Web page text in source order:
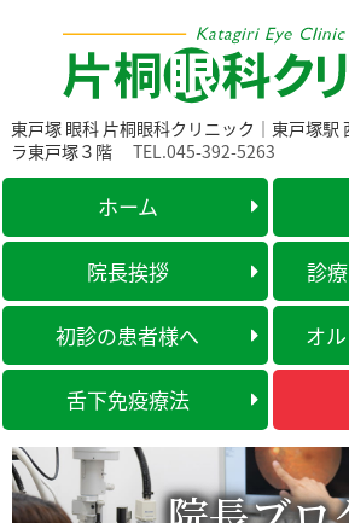
東戸塚 眼科 片桐眼科クリニック｜東戸塚駅
ラ東戸塚３階
TEL.045-392-5263
ホーム
院長挨拶 診
初診の患者様へ オ
舌下免疫療法